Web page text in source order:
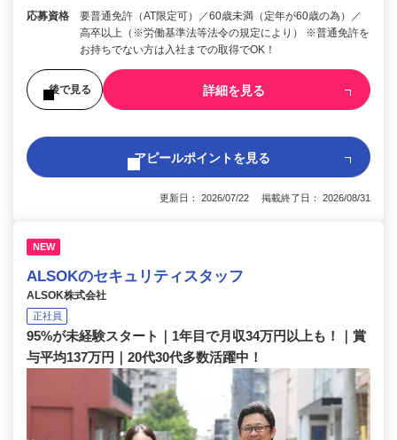
応募資格
要普通免許（AT限定可）／60歳未満（定年が60歳の為）／
高卒以上（※労働基準法等法令の規定により） ※普通免許を
お持ちでない方は入社までの取得でOK！
後で見る 詳細を見る
アピールポイントを見る
更新日： 2026/07/22 掲載終了日： 2026/08/31
NEW
ALSOKのセキュリティスタッフ
ALSOK株式会社
正社員
95%が未経験スタート｜1年目で月収34万円以上も！｜賞
与平均137万円｜20代30代多数活躍中！